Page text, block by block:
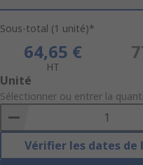
Sous-total (1 unité)*
64,65 €
HT
Add
to
Basket
Unité
Sélectionner ou entrer la
Vérifier les dates de